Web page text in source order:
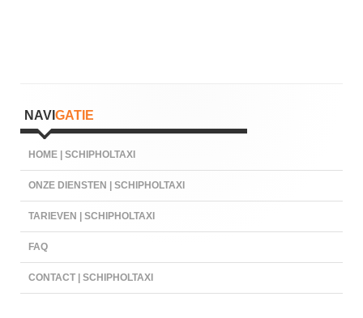
Hoofd
sidebar
NAVI GATIE
HOME | SCHIPHOLTAXI
ONZE DIENSTEN | SCHIPHOLTAXI
TARIEVEN | SCHIPHOLTAXI
FAQ
CONTACT | SCHIPHOLTAXI